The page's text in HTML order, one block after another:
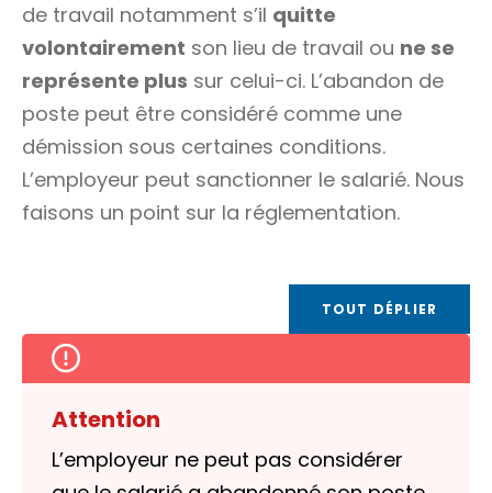
de travail notamment s’il quitte
volontairement son lieu de travail ou ne se
représente plus sur celui-ci. L’abandon de
poste peut être considéré comme une
démission sous certaines conditions.
L’employeur peut sanctionner le salarié. Nous
faisons un point sur la réglementation.
TOUT DÉPLIER
Attention
L’employeur ne peut pas considérer